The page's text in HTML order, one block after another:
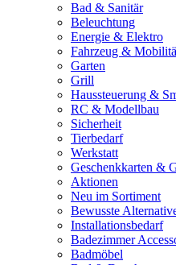
Bad & Sanitär
Beleuchtung
Energie & Elektro
Fahrzeug &
Garten
Grill
Haussteuerung &
RC & Modellbau
Sicherheit
Tierbedarf
Werkstatt
Geschenkkarten &
Aktionen
Neu im Sortiment
Bewusste
Installationsbedarf
Badezimmer
Badmöbel